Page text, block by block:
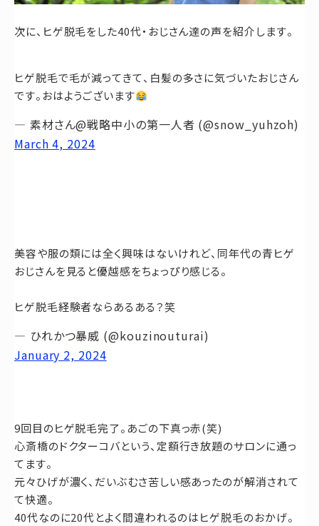
次に、ヒゲ脱毛をした40代・おじさん達の声を紹介します。
ヒゲ脱毛で毛が減ってきて、白髪の多さに気づいたおじさん
です。おはようございます
— 素材さん@戦略中小の第一人者 (@snow_yuhzoh)
March 4, 2024
美容や服の類には全く興味はないけれど、同年代の青ヒゲ
おじさんを見ると優越感をちょっぴり感じる。
ヒゲ脱毛経験者ならあるある？笑
— ひれかつ暴威 (@kouzinouturai)
January 2, 2024
9回目のヒゲ脱毛完了。あごの下真っ赤(笑)
心斎橋のドクターコバという、定額行き放題のサロンに通っ
てます。
元々ひげが濃く、だいぶむさ苦しい感あったのが解消されて
て快適。
40代なのに20代とよく間違われるのはヒゲ脱毛のおかげ。